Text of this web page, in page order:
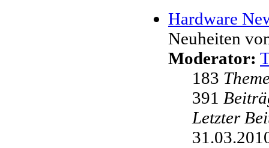
Hardware
Neuheiten
Moderator:
183
391
Letzter